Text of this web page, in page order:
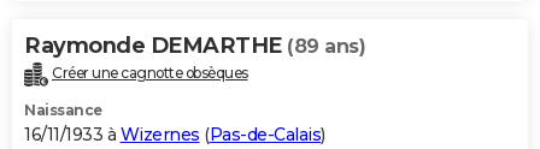
Raymonde DEMARTHE (89 ans)
Créer une cagnotte obsèques
Naissance
16/11/1933 à Wizernes (Pas-de-Calais)